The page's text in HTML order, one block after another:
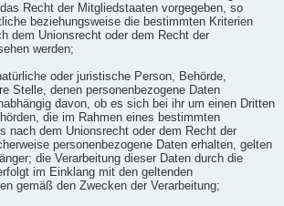
Recht der Mitgliedstaaten vorgegeben, so
beziehungsweise die bestimmten Kriterien
dem Unionsrecht oder dem Recht der
werden;
oder juristische Person, Behörde,
Stelle, denen personenbezogene Daten
davon, ob es sich bei ihr um einen Dritten
die im Rahmen eines bestimmten
nach dem Unionsrecht oder dem Recht der
personenbezogene Daten erhalten, gelten
die Verarbeitung dieser Daten durch die
im Einklang mit den geltenden
gemäß den Zwecken der Verarbeitung;